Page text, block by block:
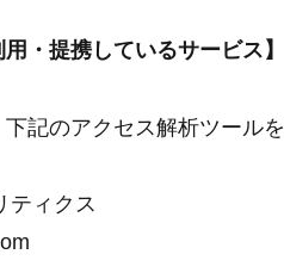
用・提携しているサービス】
記のアクセス解析ツール
ティクス